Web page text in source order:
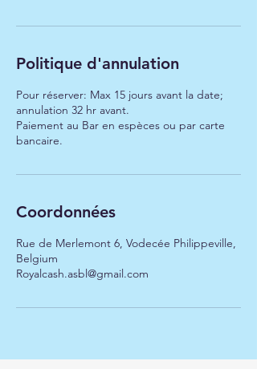
Politique d'annulation
Pour réserver: Max 15 jours avant la date;
annulation 32 hr avant.
Paiement au Bar en espèces ou par carte
bancaire.
Coordonnées
Rue de Merlemont 6, Vodecée Philippeville,
Belgium
Royalcash.asbl@gmail.com